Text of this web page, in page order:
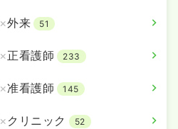
×外来 51
×正看護師 233
×准看護師 145
× クリニック 52